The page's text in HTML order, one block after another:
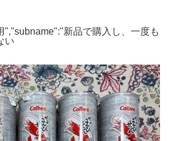
","subname":"新品で購入し、一度も
い